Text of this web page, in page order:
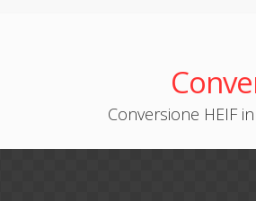
Conversione HEIF